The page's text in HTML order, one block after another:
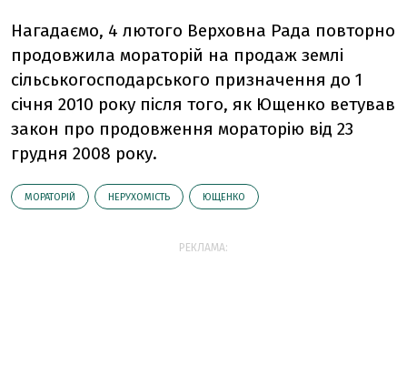
Нагадаємо, 4 лютого Верховна Рада повторно
продовжила мораторій на продаж землі
сільськогосподарського призначення до 1
січня 2010 року після того, як Ющенко ветував
закон про продовження мораторію від 23
грудня 2008 року.
МОРАТОРІЙ НЕРУХОМІСТЬ ЮЩЕНКО
РЕКЛАМА: